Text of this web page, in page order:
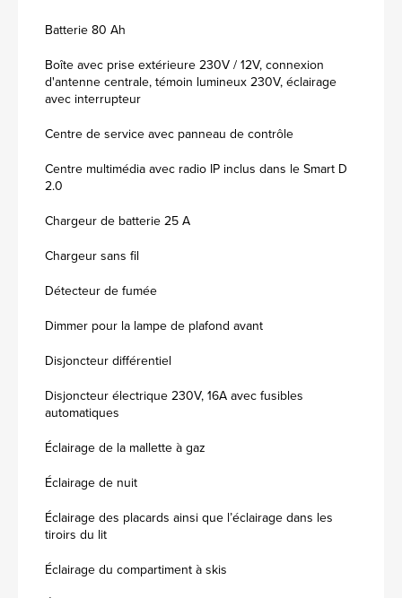
Batterie 80 Ah
Boîte avec prise extérieure 230V / 12V, connexion
d'antenne centrale, témoin lumineux 230V, éclairage
avec interrupteur
Centre de service avec panneau de contrôle
Centre multimédia avec radio IP inclus dans le Smart D
2.0
Chargeur de batterie 25 A
Chargeur sans fil
Détecteur de fumée
Dimmer pour la lampe de plafond avant
Disjoncteur différentiel
Disjoncteur électrique 230V, 16A avec fusibles
automatiques
Éclairage de la mallette à gaz
Éclairage de nuit
Éclairage des placards ainsi que l’éclairage dans les
tiroirs du lit
Éclairage du compartiment à skis